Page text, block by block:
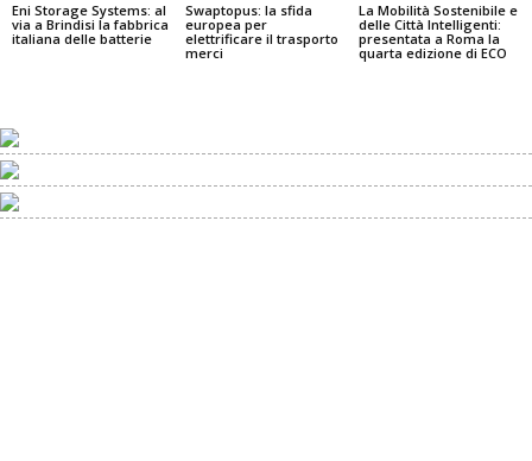
Eni Storage Systems: al
via a Brindisi la fabbrica
italiana delle batterie
Swaptopus: la sfida
europea per
elettrificare il trasporto
merci
La Mobilità Sostenibile e
delle Città Intelligenti:
presentata a Roma la
quarta edizione di ECO